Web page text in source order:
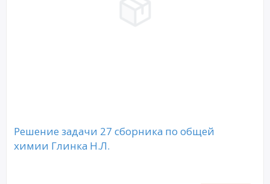
Решение задачи 27 сборника по общей
химии Глинка Н.Л.